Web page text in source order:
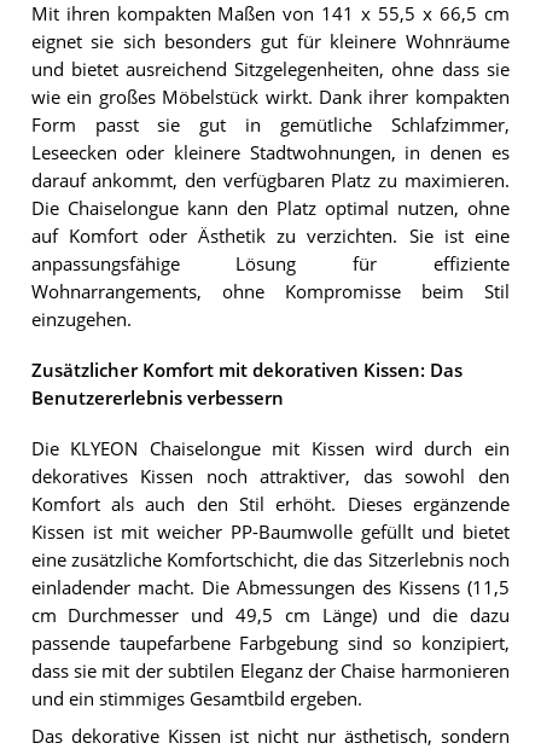
Mit ihren kompakten Maßen von 141 x 55,5 x 66,5 cm
eignet sie sich besonders gut für kleinere Wohnräume
und bietet ausreichend Sitzgelegenheiten, ohne dass sie
wie ein großes Möbelstück wirkt. Dank ihrer kompakten
Form passt sie gut in gemütliche Schlafzimmer,
Leseecken oder kleinere Stadtwohnungen, in denen es
darauf ankommt, den verfügbaren Platz zu maximieren.
Die Chaiselongue kann den Platz optimal nutzen, ohne
auf Komfort oder Ästhetik zu verzichten. Sie ist eine
anpassungsfähige Lösung für effiziente
Wohnarrangements, ohne Kompromisse beim Stil
einzugehen.
Zusätzlicher Komfort mit dekorativen Kissen: Das
Benutzererlebnis verbessern
Die KLYEON Chaiselongue mit Kissen wird durch ein
dekoratives Kissen noch attraktiver, das sowohl den
Komfort als auch den Stil erhöht. Dieses ergänzende
Kissen ist mit weicher PP-Baumwolle gefüllt und bietet
eine zusätzliche Komfortschicht, die das Sitzerlebnis noch
einladender macht. Die Abmessungen des Kissens (11,5
cm Durchmesser und 49,5 cm Länge) und die dazu
passende taupefarbene Farbgebung sind so konzipiert,
dass sie mit der subtilen Eleganz der Chaise harmonieren
und ein stimmiges Gesamtbild ergeben.
Das dekorative Kissen ist nicht nur ästhetisch, sondern